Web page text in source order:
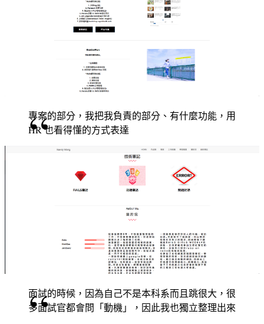
專案的部分，我把我負責的部分、有什麼功能，用
HR 也看得懂的方式表達
面試的時候，因為自己不是本科系而且跳很大，很
多面試官都會問「動機」，因此我也獨立整理出來